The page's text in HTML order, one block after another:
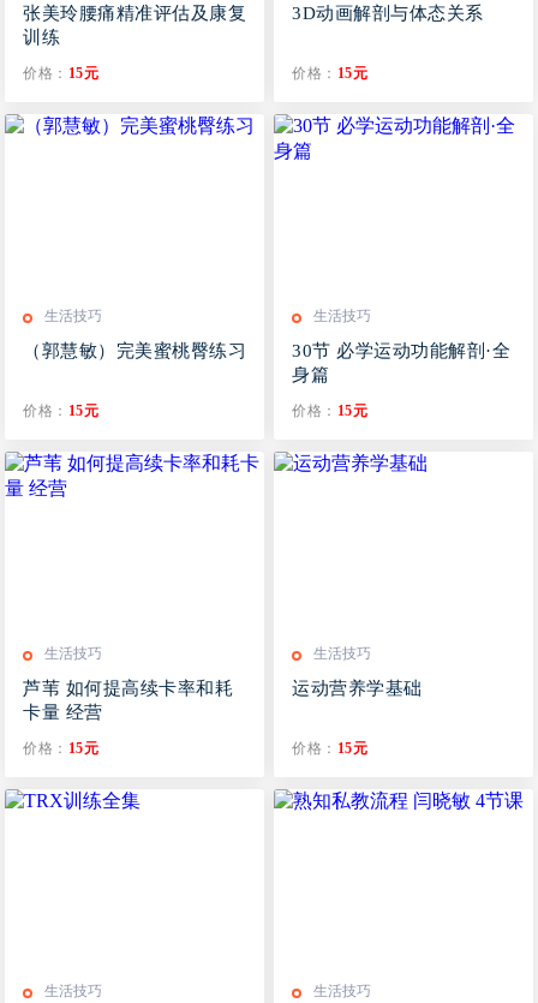
张美玲腰痛精准评估及康复
训练
价格： 15元
3D动画解剖与体态关系
价格： 15元
生活技巧
（郭慧敏）完美蜜桃臀练习
价格： 15元
生活技巧
30节 必学运动功能解剖·全
身篇
价格： 15元
生活技巧
芦苇 如何提高续卡率和耗
卡量 经营
价格： 15元
生活技巧
运动营养学基础
价格： 15元
生活技巧 生活技巧